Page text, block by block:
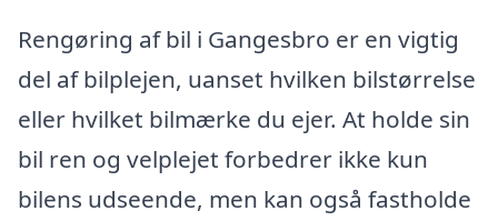
Rengøring af bil i Gangesbro er en vigtig
del af bilplejen, uanset hvilken bilstørrelse
eller hvilket bilmærke du ejer. At holde sin
bil ren og velplejet forbedrer ikke kun
bilens udseende, men kan også fastholde